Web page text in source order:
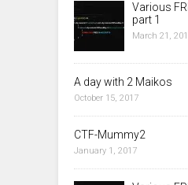
Various
part 1
March 21,
A day with 2 Maikos
October 15, 2017
CTF-Mummy2
January 1, 2017